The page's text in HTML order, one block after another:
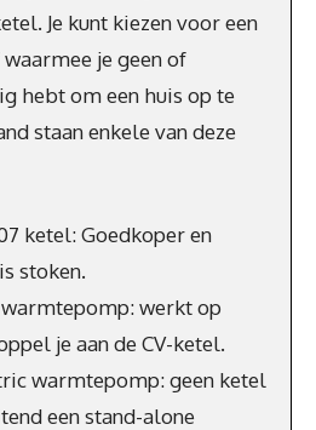
Je kunt kiezen voor een
je geen of
hebt om een huis op te
staan enkele van deze
ketel: Goedkoper en
stoken.
werkt op
je aan de CV-ketel.
warmtepomp: geen ketel
een stand-alone